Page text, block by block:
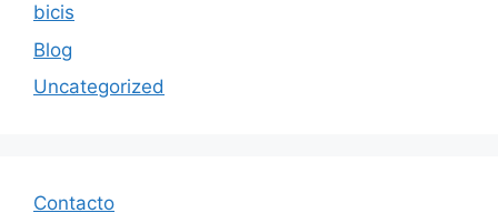
bicis
Blog
Uncategorized
Contacto